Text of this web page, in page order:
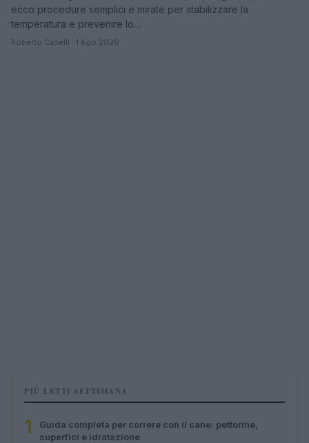
ecco procedure semplici e mirate per stabilizzare la
temperatura e prevenire lo…
Roberto Capelli · 1 Ago 2026
PIÙ LETTI SETTIMANA
1
Guida completa per correre con il cane: pettorine,
superfici e idratazione